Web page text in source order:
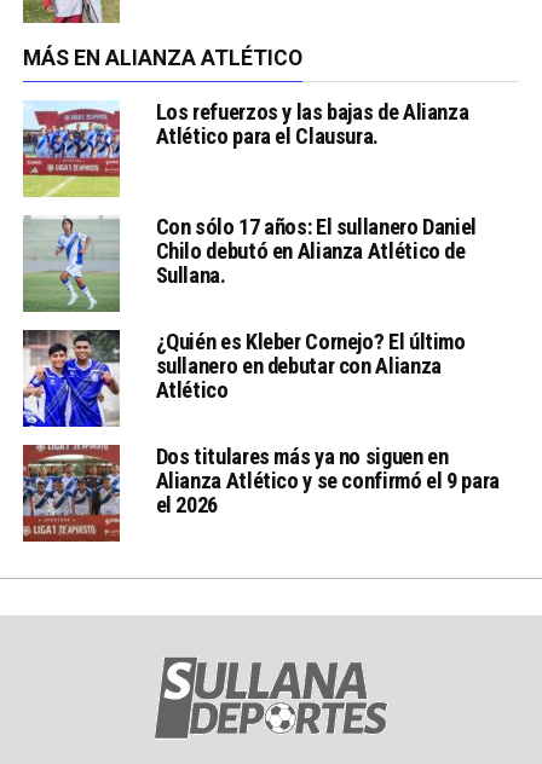
MÁS EN ALIANZA ATLÉTICO
Los refuerzos y las bajas de Alianza
Atlético para el Clausura.
Con sólo 17 años: El sullanero Daniel
Chilo debutó en Alianza Atlético de
Sullana.
¿Quién es Kleber Cornejo? El último
sullanero en debutar con Alianza
Atlético
Dos titulares más ya no siguen en
Alianza Atlético y se confirmó el 9 para
el 2026